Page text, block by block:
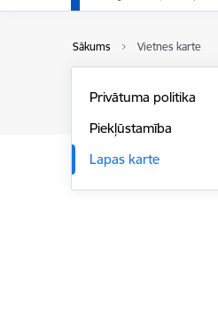
Sākums Vietnes karte
Privātuma politika
Piekļūstamība
Lapas karte